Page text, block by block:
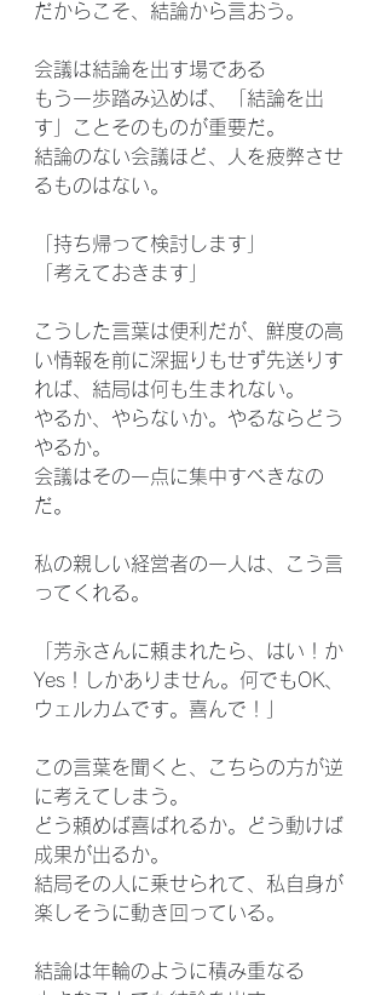
だからこそ、結論から言おう。
会議は結論を出す場である
もう一歩踏み込めば、「結論を出
す」ことそのものが重要だ。
結論のない会議ほど、人を疲弊させ
るものはない。
「持ち帰って検討します」
「考えておきます」
こうした言葉は便利だが、鮮度の高
い情報を前に深掘りもせず先送りす
れば、結局は何も生まれない。
やるか、やらないか。やるならどう
やるか。
会議はその一点に集中すべきなの
だ。
私の親しい経営者の一人は、こう言
ってくれる。
「芳永さんに頼まれたら、はい！か
Yes！しかありません。何でもOK、
ウェルカムです。喜んで！」
この言葉を聞くと、こちらの方が逆
に考えてしまう。
どう頼めば喜ばれるか。どう動けば
成果が出るか。
結局その人に乗せられて、私自身が
楽しそうに動き回っている。
結論は年輪のように積み重なる